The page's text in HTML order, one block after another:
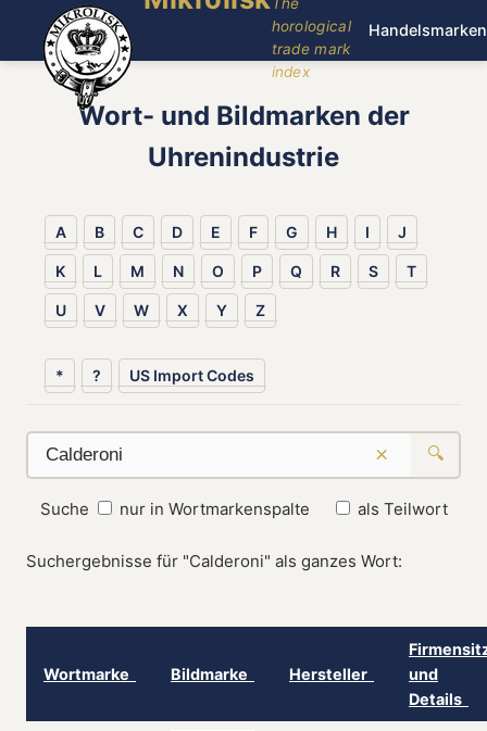
horological
trade mark
index
Handelsmarken
Wort- und Bildmarken der
Uhrenindustrie
A B C D E F G H I J
K L M N O P Q R S T
U V W X Y Z
* ? US Import Codes
× 🔍
Suche nur in Wortmarkenspalte als Teilwort
Suchergebnisse für "Calderoni" als ganzes Wort:
Wortmarke Bildmarke Hersteller
und
Details